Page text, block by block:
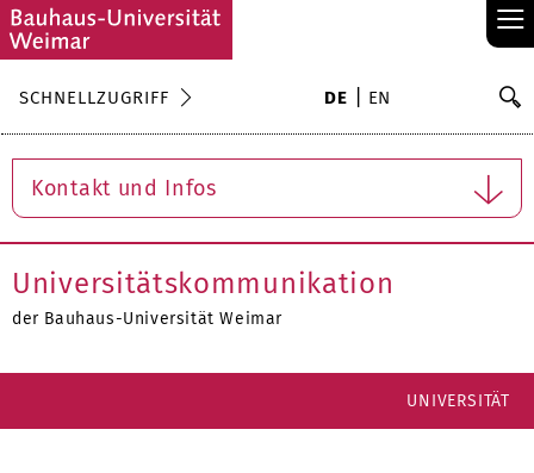
≡
SCHNELLZUGRIFF DE EN
Kontakt und Infos
Universitätskommunikation
der Bauhaus-Universität Weimar
UNIVERSITÄT